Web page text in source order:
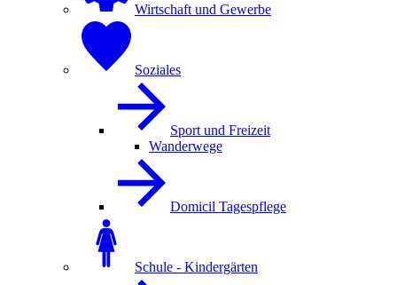
Wirtschaft und Gewerbe
Soziales
Sport und Freizeit
Wanderwege
Domicil Tagespflege
Schule - Kindergärten